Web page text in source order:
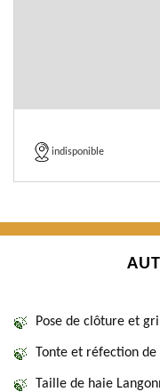
indisponible
Pose de clôture et
Tonte et réfection de
Taille de haie